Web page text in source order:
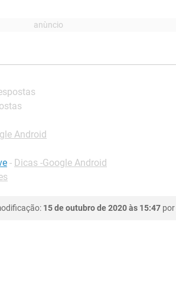
Android
- Dicas -Google Android
15 de outubro de 2020 às 15:47 por